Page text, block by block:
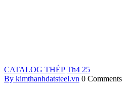
CATALOG THÉP Th4 25
By kimthanhdatsteel.vn 0 Comments